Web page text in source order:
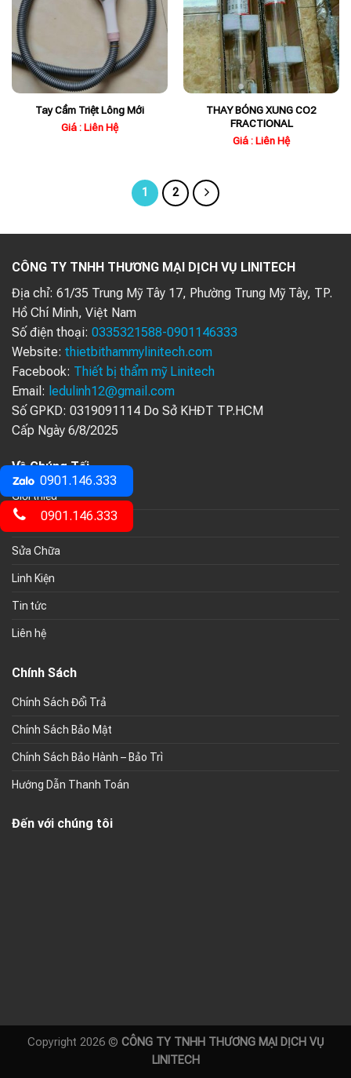
Tay Cầm Triệt Lông Mới
Giá : Liên Hệ
THAY BÓNG XUNG CO2
FRACTIONAL
Giá : Liên Hệ
1 2
CÔNG TY TNHH THƯƠNG MẠI DỊCH VỤ LINITECH
Địa chỉ: 61/35 Trung Mỹ Tây 17, Phường Trung Mỹ Tây, TP.
Hồ Chí Minh, Việt Nam
Số điện thoại: 0335321588-0901146333
Website: thietbithammylinitech.com
Facebook: Thiết bị thẩm mỹ Linitech
Email: ledulinh12@gmail.com
Số GPKD: 0319091114 Do Sở KHĐT TP.HCM
Cấp Ngày 6/8/2025
Về Chúng Tối
Giới thiệu
Sản Phẩm
Sửa Chữa
Linh Kiện
Tin tức
Liên hệ
Chính Sách
Chính Sách Đổi Trả
Chính Sách Bảo Mật
Chính Sách Bảo Hành – Bảo Trì
Hướng Dẫn Thanh Toán
Đến với chúng tôi
Copyright 2026 © CÔNG TY TNHH THƯƠNG MẠI DỊCH VỤ
LINITECH
0901.146.333
0901.146.333